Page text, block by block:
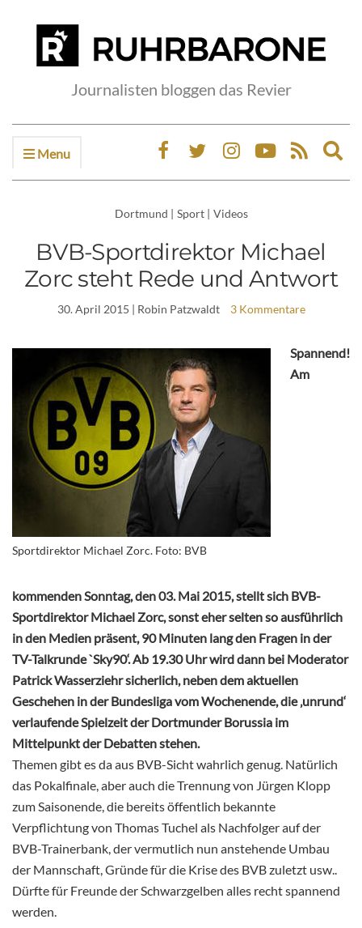
Journalisten bloggen das Revier
Menu
Dortmund | Sport | Videos
BVB-Sportdirektor Michael
Zorc steht Rede und Antwort
30. April 2015 | Robin Patzwaldt 3 Kommentare
Sportdirektor Michael Zorc. Foto: BVB
Spannend!
Am
kommenden Sonntag, den 03. Mai 2015, stellt sich BVB-
Sportdirektor Michael Zorc, sonst eher selten so ausführlich
in den Medien präsent, 90 Minuten lang den Fragen in der
TV-Talkrunde `Sky90‘. Ab 19.30 Uhr wird dann bei Moderator
Patrick Wasserziehr sicherlich, neben dem aktuellen
Geschehen in der Bundesliga vom Wochenende, die ‚unrund‘
verlaufende Spielzeit der Dortmunder Borussia im
Mittelpunkt der Debatten stehen.
Themen gibt es da aus BVB-Sicht wahrlich genug. Natürlich
das Pokalfinale, aber auch die Trennung von Jürgen Klopp
zum Saisonende, die bereits öffentlich bekannte
Verpflichtung von Thomas Tuchel als Nachfolger auf der
BVB-Trainerbank, der vermutlich nun anstehende Umbau
der Mannschaft, Gründe für die Krise des BVB zuletzt usw..
Dürfte für Freunde der Schwarzgelben alles recht spannend
werden.